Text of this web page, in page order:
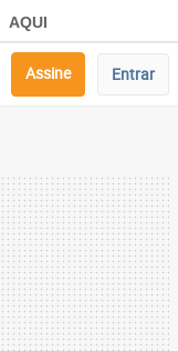
AQUI
Assine Entrar